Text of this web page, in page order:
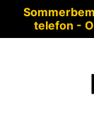
telefon -